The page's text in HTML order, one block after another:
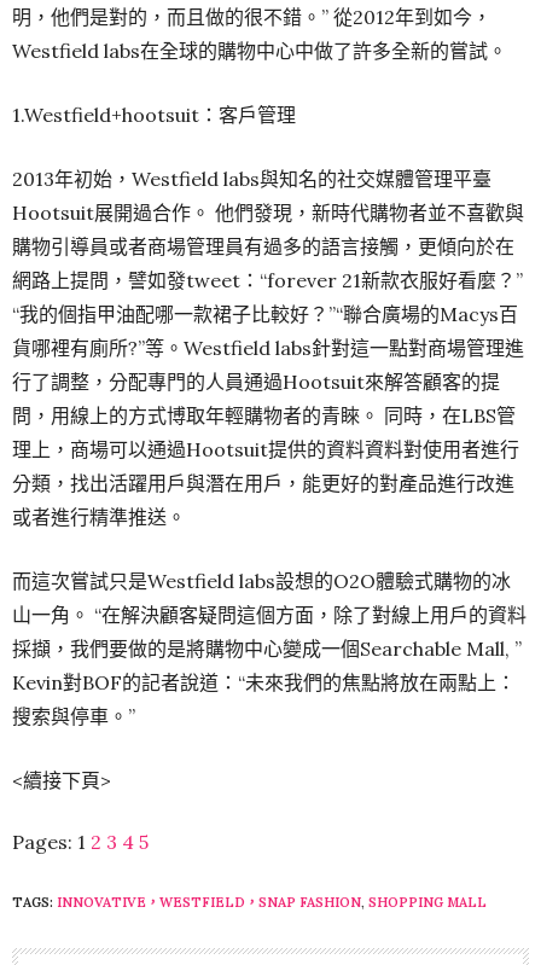
明，他們是對的，而且做的很不錯。” 從2012年到如今，
Westfield labs在全球的購物中心中做了許多全新的嘗試。
1.Westfield+hootsuit：客戶管理
2013年初始，Westfield labs與知名的社交媒體管理平臺
Hootsuit展開過合作。 他們發現，新時代購物者並不喜歡與
購物引導員或者商場管理員有過多的語言接觸，更傾向於在
網路上提問，譬如發tweet：“forever 21新款衣服好看麼？”
“我的個指甲油配哪一款裙子比較好？”“聯合廣場的Macys百
貨哪裡有廁所?”等。Westfield labs針對這一點對商場管理進
行了調整，分配專門的人員通過Hootsuit來解答顧客的提
問，用線上的方式博取年輕購物者的青睞。 同時，在LBS管
理上，商場可以通過Hootsuit提供的資料資料對使用者進行
分類，找出活躍用戶與潛在用戶，能更好的對產品進行改進
或者進行精準推送。
而這次嘗試只是Westfield labs設想的O2O體驗式購物的冰
山一角。 “在解決顧客疑問這個方面，除了對線上用戶的資料
採擷，我們要做的是將購物中心變成一個Searchable Mall, ”
Kevin對BOF的記者說道：“未來我們的焦點將放在兩點上：
搜索與停車。”
<續接下頁>
Pages: 1 2 3 4 5
TAGS: INNOVATIVE，WESTFIELD，SNAP FASHION, SHOPPING MALL